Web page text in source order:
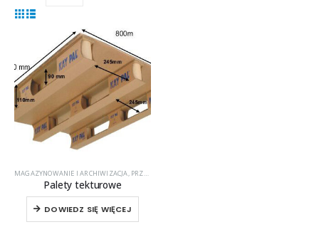
MAGAZYNOWANIE I ARCHIWIZACJA, PRZEMYSŁ
Palety tekturowe
DOWIEDZ SIĘ WIĘCEJ